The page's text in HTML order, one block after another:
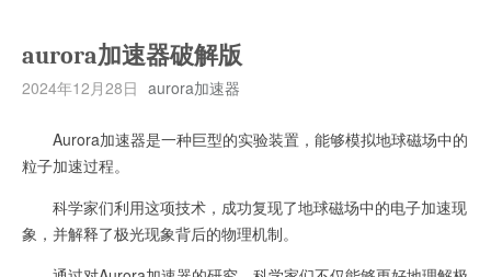
aurora加速器破解版
2024年12月28日 aurora加速器
Aurora加速器是一种巨型的实验装置，能够模拟地球磁场中的
粒子加速过程。
科学家们利用这项技术，成功复现了地球磁场中的电子加速现
象，并解释了极光现象背后的物理机制。